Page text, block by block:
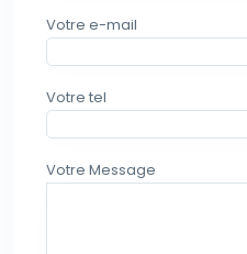
Votre e-mail
Votre tel
Votre Message